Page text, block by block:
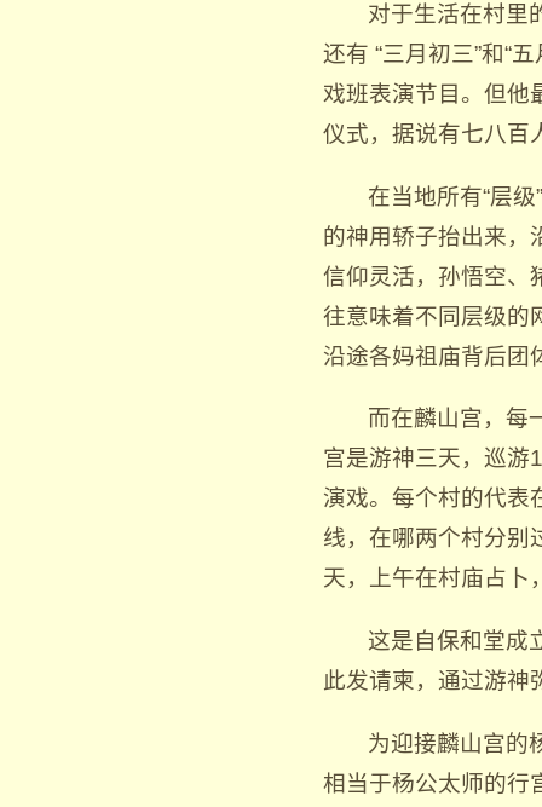
对于生活在村里
还有 “三月初三”和“
戏班表演节目。但他
仪式，据说有七八百
在当地所有“层
的神用轿子抬出来，
信仰灵活，孙悟空、
往意味着不同层级的
沿途各妈祖庙背后团
而在麟山宫，每
宫是游神三天，巡游
演戏。每个村的代表
线，在哪两个村分别
天，上午在村庙占卜
这是自保和堂成
此发请柬，通过游神
为迎接麟山宫的
相当于杨公太师的行